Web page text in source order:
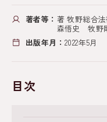
著者等： 著 牧野総合
森悟史 牧野
出版年月： 2022年5月
目次